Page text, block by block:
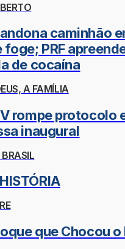
caminhão
PRF
de cocaína
A FAMÍLIA
rompe protocolo
inaugural
que Chocou